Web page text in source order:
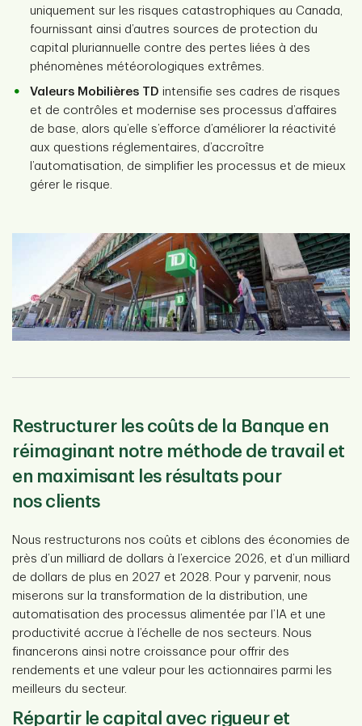
uniquement sur les risques catastrophiques au Canada,
fournissant ainsi d’autres sources de protection du
capital pluriannuelle contre des pertes liées à des
phénomènes météorologiques extrêmes.
Valeurs Mobilières TD intensifie ses cadres de risques
et de contrôles et modernise ses processus d’affaires
de base, alors qu’elle s’efforce d’améliorer la réactivité
aux questions réglementaires, d’accroître
l’automatisation, de simplifier les processus et de mieux
gérer le risque.
Restructurer les coûts de la Banque en
réimaginant notre méthode de travail et
en maximisant les résultats pour
nos clients
Nous restructurons nos coûts et ciblons des économies de
près d’un milliard de dollars à l’exercice 2026, et d’un milliard
de dollars de plus en 2027 et 2028. Pour y parvenir, nous
miserons sur la transformation de la distribution, une
automatisation des processus alimentée par l’IA et une
productivité accrue à l’échelle de nos secteurs. Nous
financerons ainsi notre croissance pour offrir des
rendements et une valeur pour les actionnaires parmi les
meilleurs du secteur.
Répartir le capital avec rigueur et